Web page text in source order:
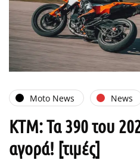
Moto News News
KTM: Τα 390 του
αγορά! [τιμές]